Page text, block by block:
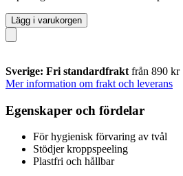
Lägg i varukorgen
Sverige: Fri standardfrakt från 890 kr
Mer information om frakt och leverans
Egenskaper och fördelar
För hygienisk förvaring av tvål
Stödjer kroppspeeling
Plastfri och hållbar